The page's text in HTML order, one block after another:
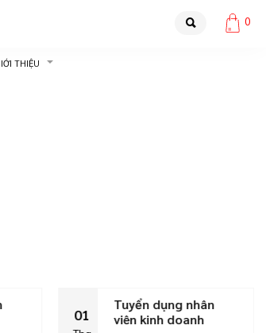
THIỆU
0
01
Tuyển dụng nhân
viên kinh doanh